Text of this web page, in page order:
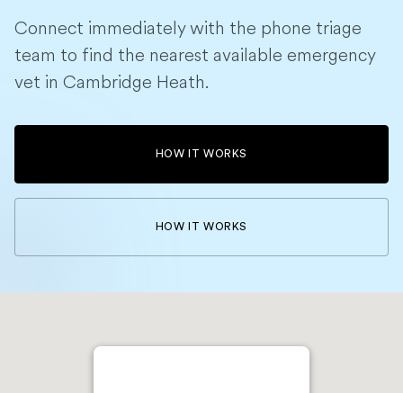
Connect immediately with the phone triage
team to find the nearest available emergency
vet in Cambridge Heath.
HOW IT WORKS
HOW IT WORKS